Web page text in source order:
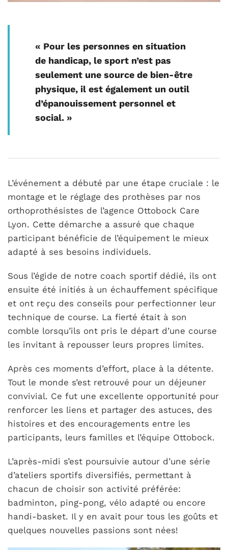
« Pour les personnes en situation
de handicap, le sport n’est pas
seulement une source de bien-être
physique, il est également un outil
d’épanouissement personnel et
social. »
L’événement a débuté par une étape cruciale : le
montage et le réglage des prothèses par nos
orthoprothésistes de l’agence Ottobock Care
Lyon. Cette démarche a assuré que chaque
participant bénéficie de l’équipement le mieux
adapté à ses besoins individuels.
Sous l’égide de notre coach sportif dédié, ils ont
ensuite été initiés à un échauffement spécifique
et ont reçu des conseils pour perfectionner leur
technique de course. La fierté était à son
comble lorsqu’ils ont pris le départ d’une course
les invitant à repousser leurs propres limites.
Après ces moments d’effort, place à la détente.
Tout le monde s’est retrouvé pour un déjeuner
convivial. Ce fut une excellente opportunité pour
renforcer les liens et partager des astuces, des
histoires et des encouragements entre les
participants, leurs familles et l’équipe Ottobock.
L’après-midi s’est poursuivie autour d’une série
d’ateliers sportifs diversifiés, permettant à
chacun de choisir son activité préférée:
badminton, ping-pong, vélo adapté ou encore
handi-basket. Il y en avait pour tous les goûts et
quelques nouvelles passions sont nées!